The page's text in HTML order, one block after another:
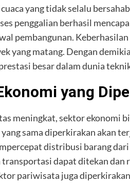
yang tidak selalu
penggalian berhasil
pembangunan.
yang matang. Dengan
besar dalam dunia
yang
meningkat, sektor ekonomi
sama diperkirakan akan
distribusi barang
dapat ditekan dan
pariwisata juga